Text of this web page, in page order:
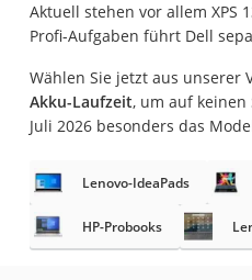
Aktuell stehen vor allem XPS
Profi-Aufgaben führt Dell
Wählen Sie jetzt aus unserer
Akku-Laufzeit, um auf
Juli 2026 besonders das
Lenovo-IdeaPads
HP-Probooks